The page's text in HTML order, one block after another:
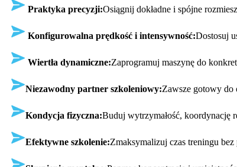
Praktyka precyzji:Osiągnij dokładne i spójne
Konfigurowalna prędkość i intensywność:Dostosuj
Wiertła dynamiczne:Zaprogramuj maszynę do
Niezawodny partner szkoleniowy:Zawsze gotowy do
Kondycja fizyczna:Buduj wytrzymałość, koordynację
Efektywne szkolenie:Zmaksymalizuj czas treningu